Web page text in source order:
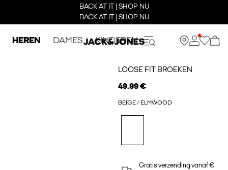
BACK AT IT | SHOP NU
BACK AT IT | SHOP NU
HEREN DAMES KINDEREN
LOOSE FIT BROEKEN
49.99 €
BEIGE / ELMWOOD
Gratis verzending vanaf €